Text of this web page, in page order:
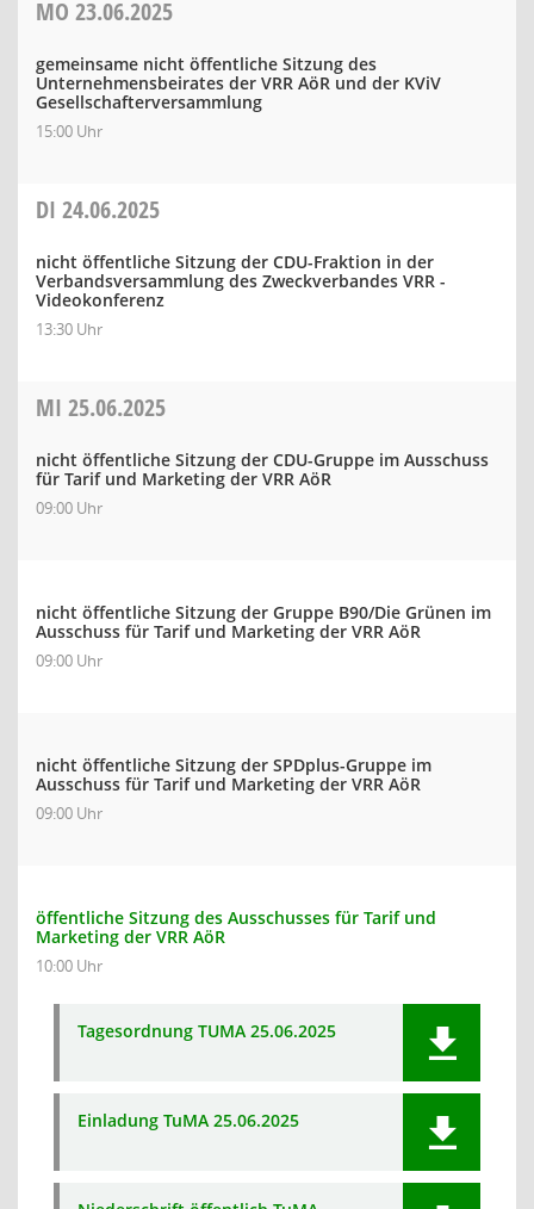
MO 23.06.2025
gemeinsame nicht öffentliche Sitzung des
Unternehmensbeirates der VRR AöR und der KViV
Gesellschafterversammlung
15:00 Uhr
DI 24.06.2025
nicht öffentliche Sitzung der CDU-Fraktion in der
Verbandsversammlung des Zweckverbandes VRR -
Videokonferenz
13:30 Uhr
MI 25.06.2025
nicht öffentliche Sitzung der CDU-Gruppe im Ausschuss
für Tarif und Marketing der VRR AöR
09:00 Uhr
nicht öffentliche Sitzung der Gruppe B90/Die Grünen im
Ausschuss für Tarif und Marketing der VRR AöR
09:00 Uhr
nicht öffentliche Sitzung der SPDplus-Gruppe im
Ausschuss für Tarif und Marketing der VRR AöR
09:00 Uhr
öffentliche Sitzung des Ausschusses für Tarif und
Marketing der VRR AöR
10:00 Uhr
Tagesordnung TUMA 25.06.2025
Einladung TuMA 25.06.2025